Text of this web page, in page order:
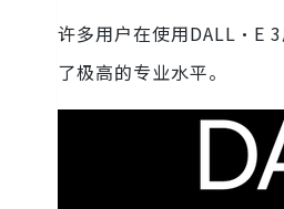
许多用户在使用DALL·E
了极高的专业水平。